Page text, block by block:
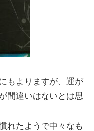
もよりますが、運が
間違いはないとは思
れたようで中々なも